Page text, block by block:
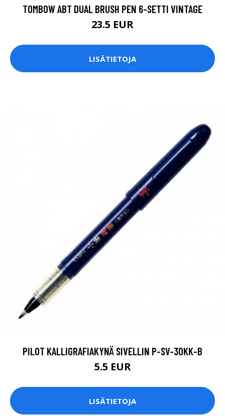
TOMBOW ABT DUAL BRUSH PEN 6-SETTI VINTAGE
23.5 EUR
LISÄTIETOJA
PILOT KALLIGRAFIAKYNÄ SIVELLIN P-SV-30KK-B
5.5 EUR
LISÄTIETOJA